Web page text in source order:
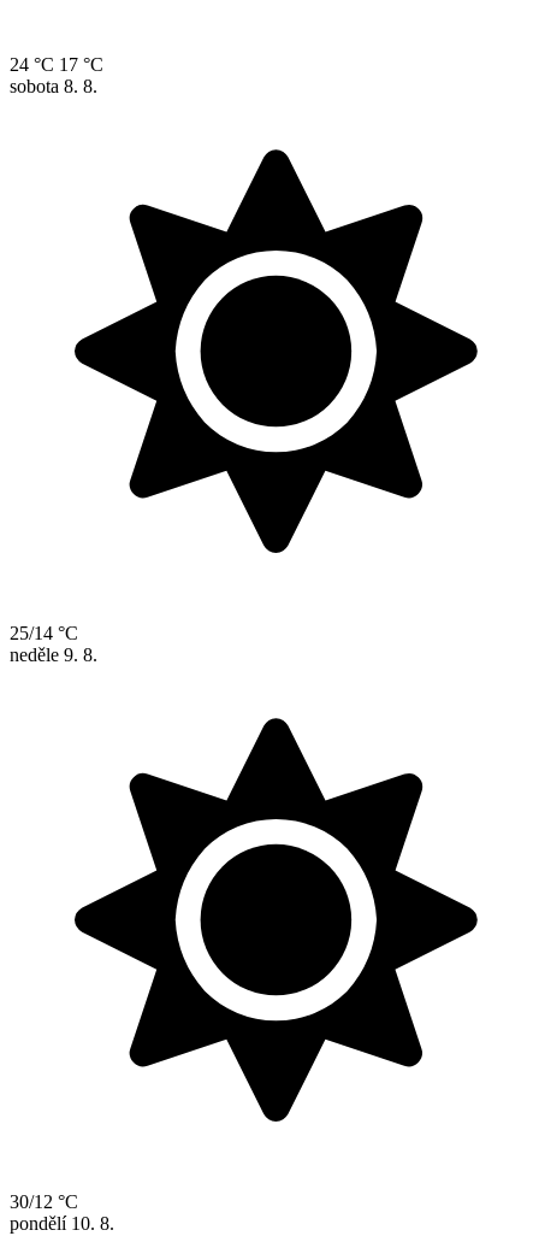
24 °C 17 °C
sobota 8. 8.
25/14 °C
neděle 9. 8.
30/12 °C
pondělí 10. 8.